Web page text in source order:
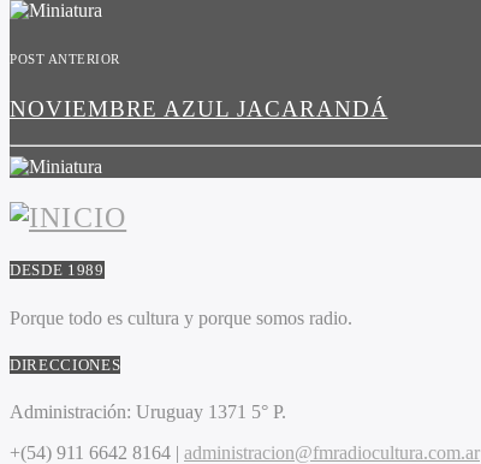
POST ANTERIOR
NOVIEMBRE AZUL JACARANDÁ
DESDE 1989
Porque todo es cultura y porque somos radio.
DIRECCIONES
Administración: Uruguay 1371 5° P.
+(54) 911 6642 8164 | administracion@fmradiocultura.com.ar